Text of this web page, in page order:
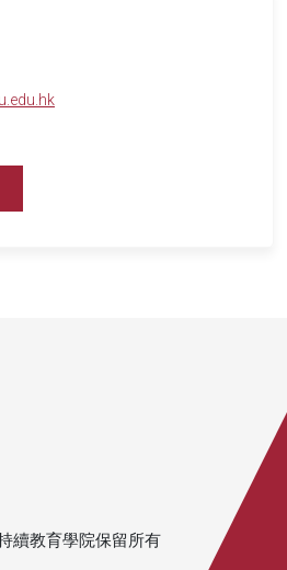
續教育學院保留所有